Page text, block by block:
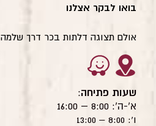
בואו לבקר אצלנו
אולם תצוגה דלתות בכר דרך שלמה 116 ,תל אביב
שעות פתיחה:
א'-ה': 8:00 – 16:00
ו': 8:00 – 13:00